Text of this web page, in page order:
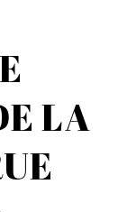
LA